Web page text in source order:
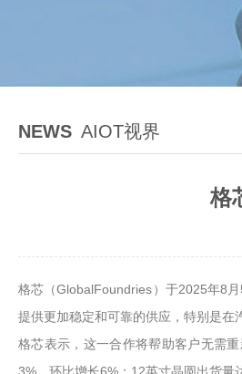
NEWS AIOT视界
格
格芯（GlobalFoundries）于2025年8
提供更加稳定和可靠的供应，特别是
格芯表示，这一合作将帮助客户无需